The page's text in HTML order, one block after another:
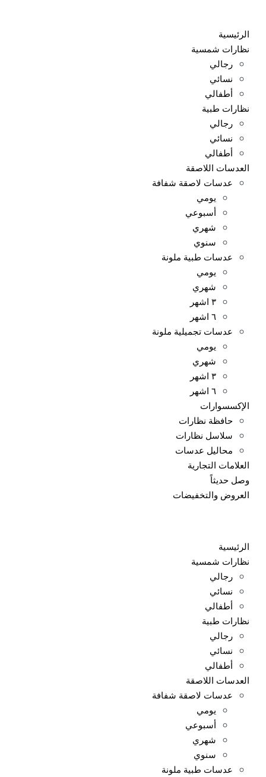
contentالرئيسية
نظارات شمسية
رجالي
نسائي
أطفالي
نظارات طبية
رجالي
نسائي
أطفالي
العدسات اللاصقة
عدسات لاصقة شفافة
يومي
أسبوعي
شهري
سنوي
عدسات طبية ملونة
يومي
شهري
٣ اشهر
٦ اشهر
عدسات تجميلية ملونة
يومي
شهري
٣ اشهر
٦ اشهر
الإكسسوارات
حافظة نظارات
سلاسل نظارات
محاليل عدسات
العلامات التجارية
وصل حديثاً
العروض والتخفيضات
الرئيسية
نظارات شمسية
رجالي
نسائي
أطفالي
نظارات طبية
رجالي
نسائي
أطفالي
العدسات اللاصقة
عدسات لاصقة شفافة
يومي
أسبوعي
شهري
سنوي
عدسات طبية ملونة